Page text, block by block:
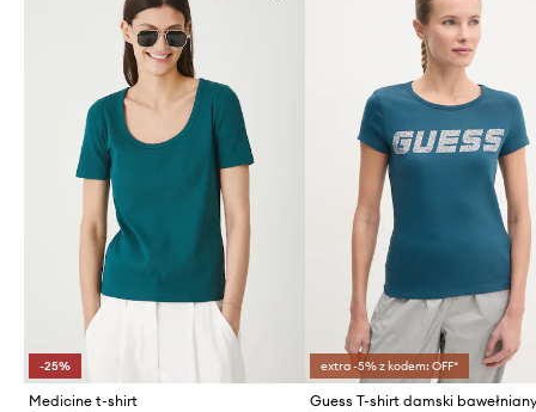
-25%
Medicine t-shirt
extra -5% z kodem: OFF*